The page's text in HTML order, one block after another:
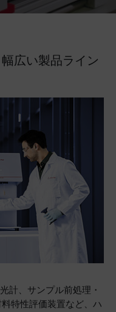
広い製品ライン
計、サンプル前処理・
特性評価装置など、ハ